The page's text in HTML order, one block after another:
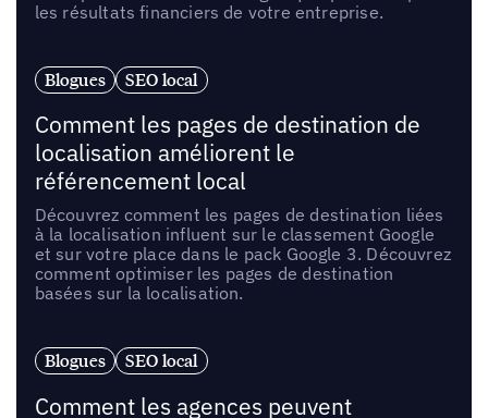
les résultats financiers de votre entreprise.
Blogues SEO local
Comment les pages de destination de
localisation améliorent le
référencement local
Découvrez comment les pages de destination liées
à la localisation influent sur le classement Google
et sur votre place dans le pack Google 3. Découvrez
comment optimiser les pages de destination
basées sur la localisation.
Blogues SEO local
Comment les agences peuvent